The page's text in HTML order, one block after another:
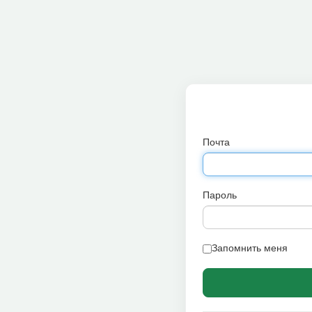
Почта
Пароль
Запомнить меня